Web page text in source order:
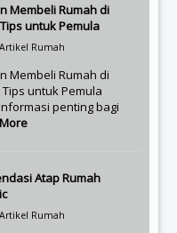
Membeli Rumah di
untuk Pemula
Rumah
Membeli Rumah di
untuk Pemula
penting bagi
More
Atap Rumah
Rumah